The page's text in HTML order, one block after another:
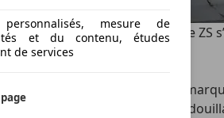
multi-énergies. Alors que le
le MGS5 EV.
un changement pour la
opte donc pour des lignes
mesure de
et du contenu, études
de services